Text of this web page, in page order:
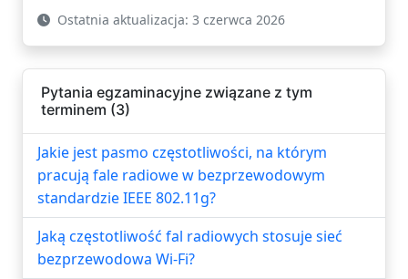
Ostatnia aktualizacja: 3 czerwca 2026
Pytania egzaminacyjne związane z tym
terminem (3)
Jakie jest pasmo częstotliwości, na którym
pracują fale radiowe w bezprzewodowym
standardzie IEEE 802.11g?
Jaką częstotliwość fal radiowych stosuje sieć
bezprzewodowa Wi-Fi?